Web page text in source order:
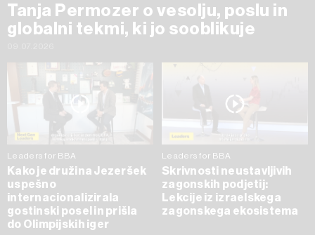
Tanja Permozer o vesolju, poslu in
globalni tekmi, ki jo sooblikuje
Leaders for BBA
Kako je družina Jezeršek
uspešno
internacionalizirala
gostinski posel in prišla
do Olimpijskih iger
Leaders for BBA
Skrivnosti neustavljivih
zagonskih podjetij:
Lekcije iz izraelskega
zagonskega ekosistema